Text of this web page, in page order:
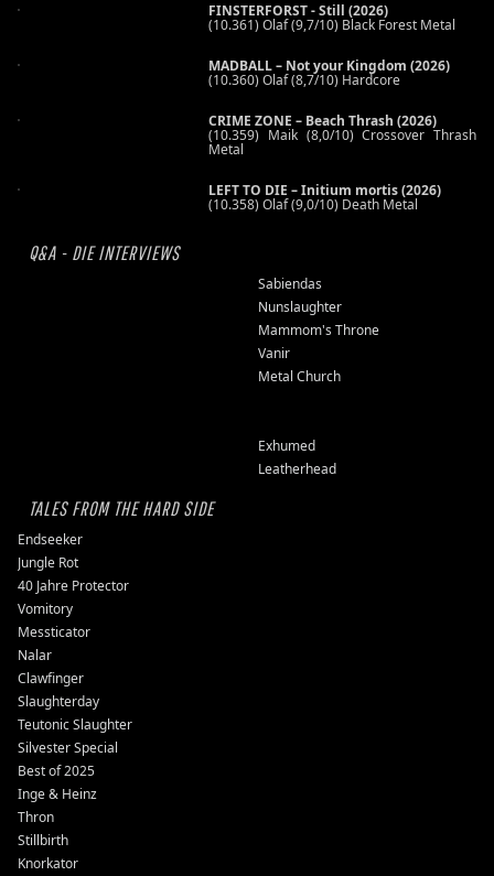
FINSTERFORST - Still (2026)
(10.361) Olaf (9,7/10) Black Forest Metal
MADBALL – Not your Kingdom (2026)
(10.360) Olaf (8,7/10) Hardcore
CRIME ZONE – Beach Thrash (2026)
(10.359) Maik (8,0/10) Crossover Thrash
Metal
LEFT TO DIE – Initium mortis (2026)
(10.358) Olaf (9,0/10) Death Metal
Q&A - DIE INTERVIEWS
Sabiendas
Nunslaughter
Mammom's Throne
Vanir
Metal Church
Exhumed
Leatherhead
TALES FROM THE HARD SIDE
Endseeker
Jungle Rot
40 Jahre Protector
Vomitory
Messticator
Nalar
Clawfinger
Slaughterday
Teutonic Slaughter
Silvester Special
Best of 2025
Inge & Heinz
Thron
Stillbirth
Knorkator